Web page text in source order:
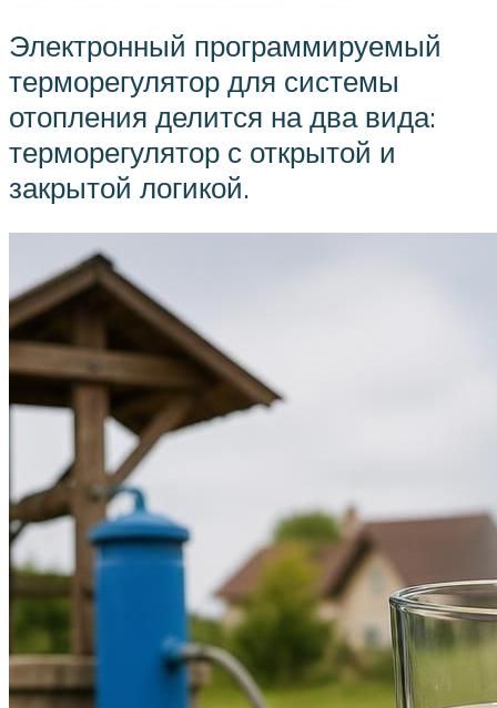
Электронный программируемый
терморегулятор для системы
отопления делится на два вида:
терморегулятор с открытой и
закрытой логикой.